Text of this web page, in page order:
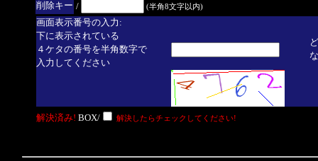
削除キー / (半角8文字以内)
画面表示番号の入力:
下に表示されている
４ケタの番号を半角数字で
入力してください
解決済み! BOX/ 解決したらチェックしてください!